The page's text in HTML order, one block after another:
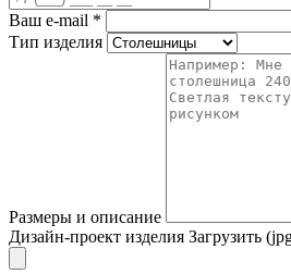
Ваш e-mail *
Тип изделия
Размеры и описание
Дизайн-проект изделия Загрузить